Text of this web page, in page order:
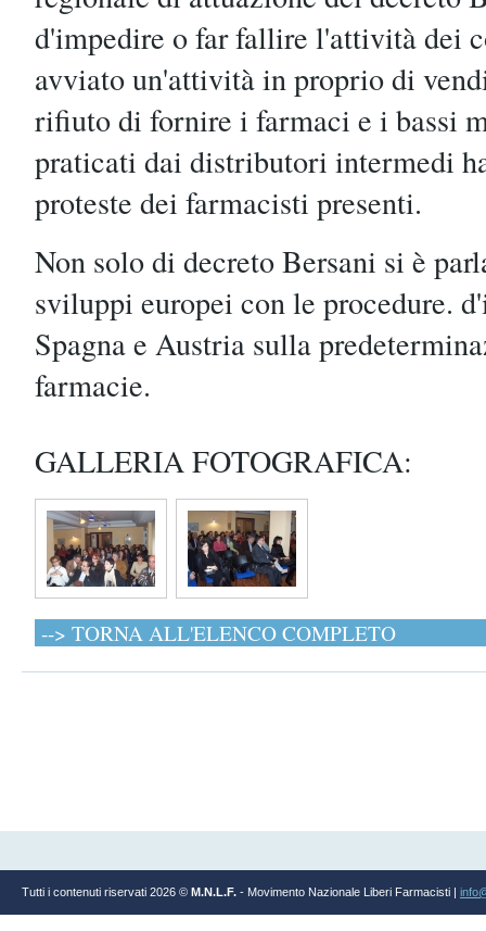
d'impedire o far fallire l'attività dei
avviato un'attività in proprio di
rifiuto di fornire i farmaci e i bassi
praticati dai distributori intermedi
proteste dei farmacisti presenti.
Non solo di decreto Bersani si è
sviluppi europei con le procedure.
Spagna e Austria sulla
farmacie.
GALLERIA FOTOGRAFICA:
--> TORNA ALL'ELENCO COMPLETO
Tutti i contenuti riservati 2026 © M.N.L.F. - Movimento Nazionale Liberi Farmacisti |